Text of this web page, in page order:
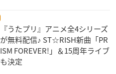
『うたプリ』アニメ全4シリーズ
が無料配信♪ ST☆RISH新曲「PR
ISM FOREVER!」＆15周年ライブ
も決定